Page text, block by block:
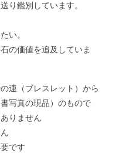
り鑑別しています。
い。
の価値を追及していま
連（ブレスレット）から
写真の現品）のもので
りません
です